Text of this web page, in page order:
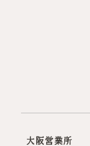
大阪営業所